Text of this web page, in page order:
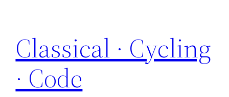
content
Classical · Cycling
· Code